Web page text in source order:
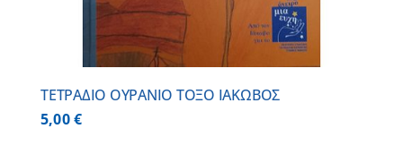
ΤΕΤΡΑΔΙΟ ΟΥΡΑΝΙΟ ΤΟΞΟ ΙΑΚΩΒΟΣ
5,00€